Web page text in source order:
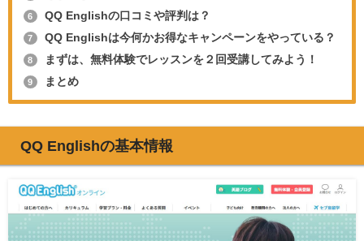
6 QQ Englishの口コミや評判は？
7 QQ Englishは今何かお得なキャンペーンをやっている？
8 まずは、無料体験でレッスンを２回受講してみよう！
9 まとめ
QQ Englishの基本情報